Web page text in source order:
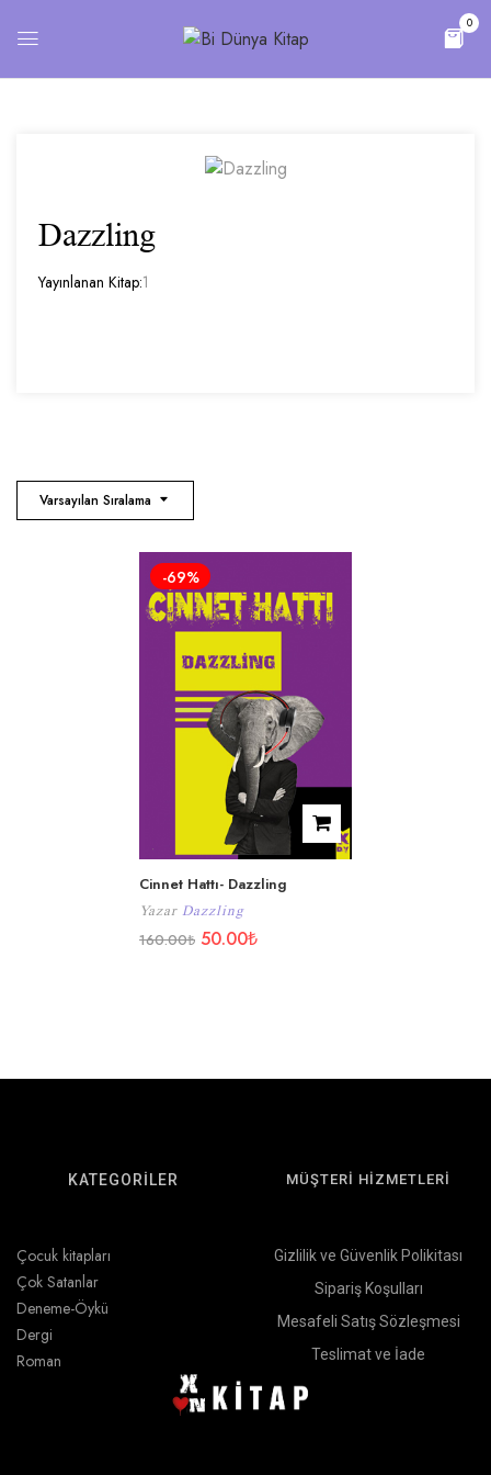
0
Dazzling
Yayınlanan Kitap:1
Varsayılan Sıralama
-69%
Cinnet Hattı- Dazzling
Yazar Dazzling
160.00₺ 50.00₺
KATEGORİLER
Çocuk kitapları
Çok Satanlar
Deneme-Öykü
Dergi
Roman
MÜŞTERİ HİZMETLERİ
Gizlilik ve Güvenlik Polikitası
Sipariş Koşulları
Mesafeli Satış Sözleşmesi
Teslimat ve İade